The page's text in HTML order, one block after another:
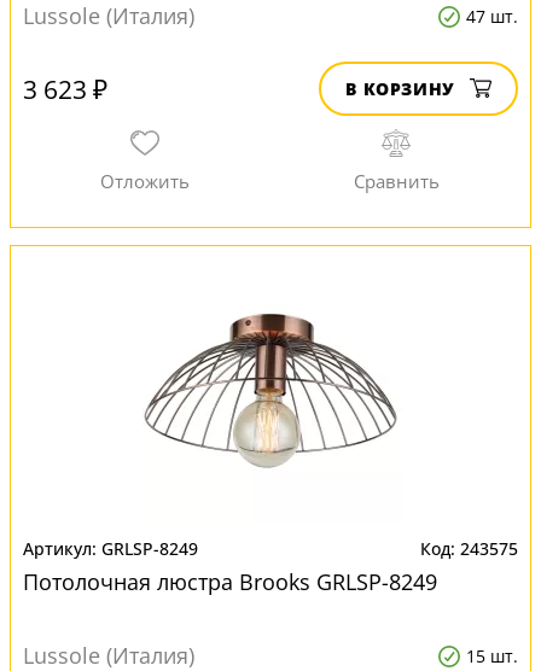
Lussole (Италия) 47 шт.
3 623 ₽ В КОРЗИНУ
GRLSP-8249 243575
Потолочная люстра Brooks GRLSP-8249
Lussole (Италия) 15 шт.